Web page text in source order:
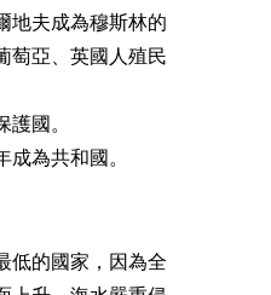
地夫成為穆斯林的
萄亞、英國人殖民
護國。
成為共和國。
低的國家，因為全